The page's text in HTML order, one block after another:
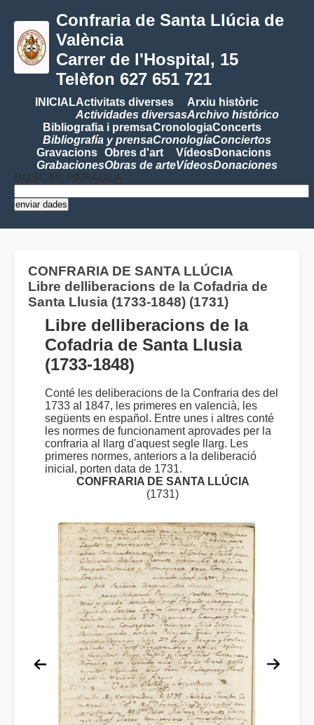
Confraria de Santa Llúcia de
València
Carrer de l'Hospital, 15
Telèfon 627 651 721
INICIALActivitats diverses
Actividades diversas
Arxiu històric
Archivo histórico
Bibliografia i premsa
Bibliografía y prensa
Cronologia
Cronología
Concerts
Conciertos
Gravacions
Grabaciones
Obres d'art
Obras de arte
Vídeos
Vídeos
Donacions
Donaciones
BUSCAR PARAULA
CONFRARIA DE SANTA LLÚCIA
Libre delliberacions de la Cofadria de
Santa Llusia (1733-1848) (1731)
Libre delliberacions de la
Cofadria de Santa Llusia
(1733-1848)
Conté les deliberacions de la Confraria des del
1733 al 1847, les primeres en valencià, les
següents en español. Entre unes i altres conté
les normes de funcionament aprovades per la
confraria al llarg d'aquest segle llarg. Les
primeres normes, anteriors a la deliberació
inicial, porten data de 1731.
CONFRARIA DE SANTA LLÚCIA
(1731)